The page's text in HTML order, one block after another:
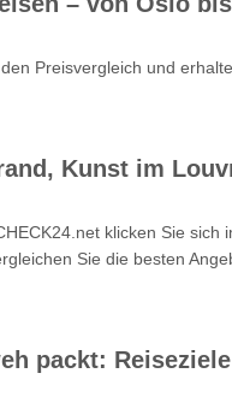
Preisvergleich und
Kunst im
klicken Sie
Sie die besten
packt: